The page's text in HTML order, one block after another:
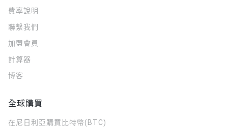
費率說明
聯繫我們
加盟會員
計算器
博客
全球購買
在尼日利亞購買比特幣(BTC)